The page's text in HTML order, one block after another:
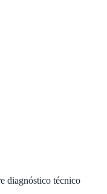
diagnóstico técnico